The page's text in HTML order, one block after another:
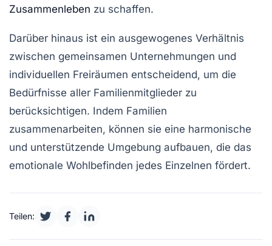
Zusammenleben zu schaffen.
Darüber hinaus ist ein ausgewogenes Verhältnis
zwischen gemeinsamen Unternehmungen und
individuellen Freiräumen entscheidend, um die
Bedürfnisse aller Familienmitglieder zu
berücksichtigen. Indem Familien
zusammenarbeiten, können sie eine harmonische
und unterstützende Umgebung aufbauen, die das
emotionale Wohlbefinden jedes Einzelnen fördert.
Teilen: